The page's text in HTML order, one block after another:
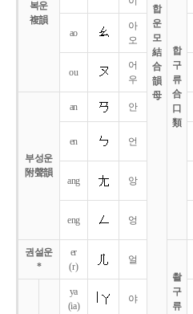
합
운
모
結
合
韻
母
복운
複韻
합
구
류
合
口
類
ao
아
오
ou
어
우
부성운
附聲韻
an 안
en 언
ang 앙
eng 엉
권설운
*
er
(r)
얼
촬
구
류
ya
(ia)
야